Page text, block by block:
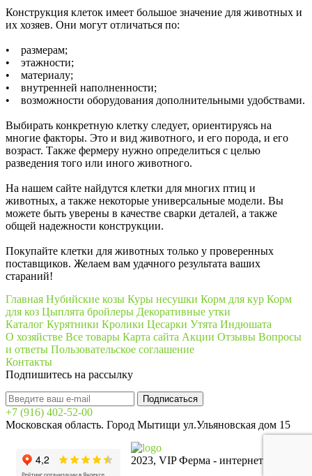
Конструкция клеток имеет большое значение для животных и
их хозяев. Они могут отличаться по:
• размерам;
• этажности;
• материалу;
• внутренней наполненности;
• возможности оборудования дополнительными удобствами.
Выбирать конкретную клетку следует, ориентируясь на
многие факторы. Это и вид животного, и его порода, и его
возраст. Также фермеру нужно определиться с целью
разведения того или иного животного.
На нашем сайте найдутся клетки для многих птиц и
животных, а также некоторые универсальные модели. Вы
можете быть уверены в качестве сварки деталей, а также
общей надежности конструкции.
Покупайте клетки для животных только у проверенных
поставщиков. Желаем вам удачного результата ваших
стараний!
Главная Нубийские козы Куры несушки Корм для кур Корм
для коз Цыплята бройлеры Декоративные утки
Каталог Курятники Кролики Цесарки Утята Индюшата
О хозяйстве Все товары Карта сайта Акции Отзывы Вопросы
и ответы Пользовательское соглашение
Контакты
Подпишитесь на рассылку
+7 (916) 402-52-00
Московская область. Город Мытищи ул.Ульяновская дом 15
2023, VIP Ферма - интернет-магазин